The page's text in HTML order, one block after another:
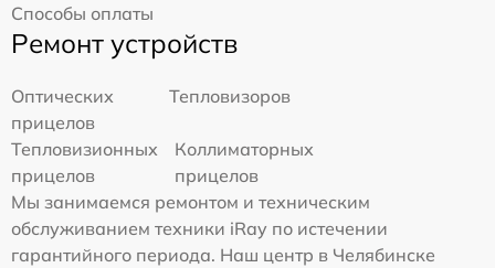
Способы оплаты
Ремонт устройств
Оптических
прицелов
Тепловизоров
Тепловизионных
прицелов
Коллиматорных
прицелов
Мы занимаемся ремонтом и техническим
обслуживанием техники iRay по истечении
гарантийного периода. Наш центр в Челябинске